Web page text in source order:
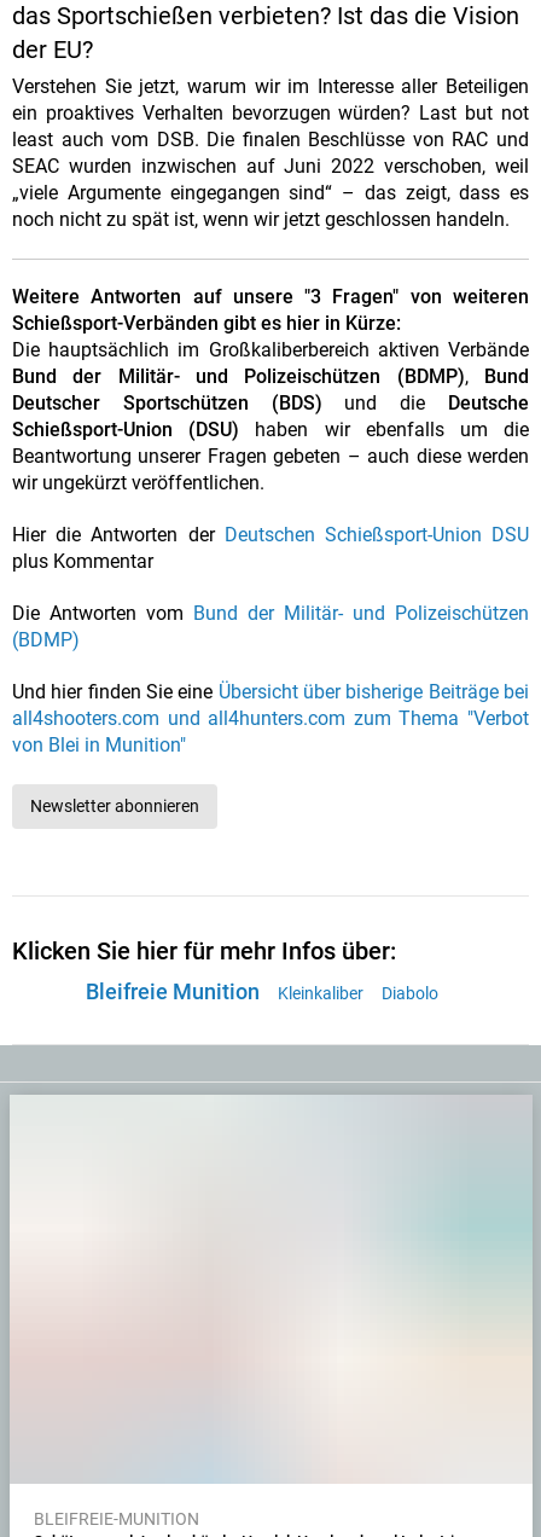
das Sportschießen verbieten? Ist das die Vision
der EU?
Verstehen Sie jetzt, warum wir im Interesse aller Beteiligen
ein proaktives Verhalten bevorzugen würden? Last but not
least auch vom DSB. Die finalen Beschlüsse von RAC und
SEAC wurden inzwischen auf Juni 2022 verschoben, weil
„viele Argumente eingegangen sind“ – das zeigt, dass es
noch nicht zu spät ist, wenn wir jetzt geschlossen handeln.
Weitere Antworten auf unsere "3 Fragen" von weiteren
Schießsport-Verbänden gibt es hier in Kürze:
Die hauptsächlich im Großkaliberbereich aktiven Verbände
Bund der Militär- und Polizeischützen (BDMP),
Bund
Deutscher Sportschützen (BDS) und die
Deutsche
Schießsport-Union (DSU) haben wir ebenfalls um die
Beantwortung unserer Fragen gebeten – auch diese werden
wir ungekürzt veröffentlichen.
Hier die Antworten der Deutschen Schießsport-Union DSU
plus Kommentar
Die Antworten vom Bund der Militär- und Polizeischützen
(BDMP)
Und hier finden Sie eine Übersicht über bisherige Beiträge bei
all4shooters.com und all4hunters.com zum Thema "Verbot
von Blei in Munition"
Newsletter abonnieren
Klicken Sie hier für mehr Infos über:
Bleifreie Munition Kleinkaliber Diabolo
BLEIFREIE-MUNITION